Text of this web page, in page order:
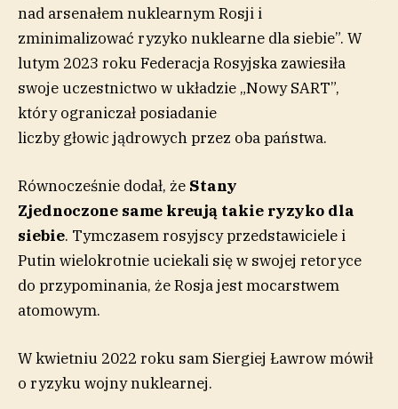
nad arsenałem nuklearnym Rosji i
zminimalizować ryzyko nuklearne dla siebie”. W
lutym 2023 roku Federacja Rosyjska zawiesiła
swoje uczestnictwo w układzie „Nowy SART”,
który ograniczał posiadanie
liczby głowic jądrowych przez oba państwa.
Równocześnie dodał, że Stany
Zjednoczone same kreują takie ryzyko dla
siebie. Tymczasem rosyjscy przedstawiciele i
Putin wielokrotnie uciekali się w swojej retoryce
do przypominania, że Rosja jest mocarstwem
atomowym.
W kwietniu 2022 roku sam Siergiej Ławrow mówił
o ryzyku wojny nuklearnej.